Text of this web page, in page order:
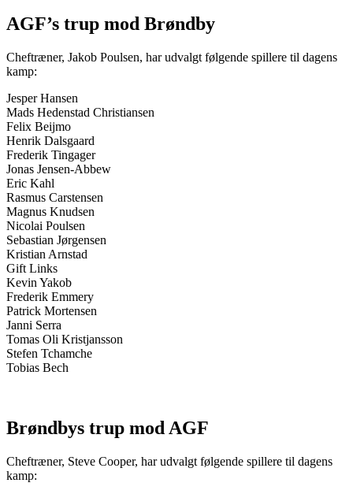
AGF’s trup mod Brøndby
Cheftræner, Jakob Poulsen, har udvalgt følgende spillere til dagens
kamp:
Jesper Hansen
Mads Hedenstad Christiansen
Felix Beijmo
Henrik Dalsgaard
Frederik Tingager
Jonas Jensen-Abbew
Eric Kahl
Rasmus Carstensen
Magnus Knudsen
Nicolai Poulsen
Sebastian Jørgensen
Kristian Arnstad
Gift Links
Kevin Yakob
Frederik Emmery
Patrick Mortensen
Janni Serra
Tomas Oli Kristjansson
Stefen Tchamche
Tobias Bech
Brøndbys trup mod AGF
Cheftræner, Steve Cooper, har udvalgt følgende spillere til dagens
kamp: